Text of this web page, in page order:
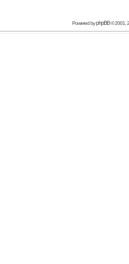
Powered byphpBB© 2001,